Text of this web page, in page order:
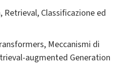
Classificazione ed
Meccanismi di
augmented Generation